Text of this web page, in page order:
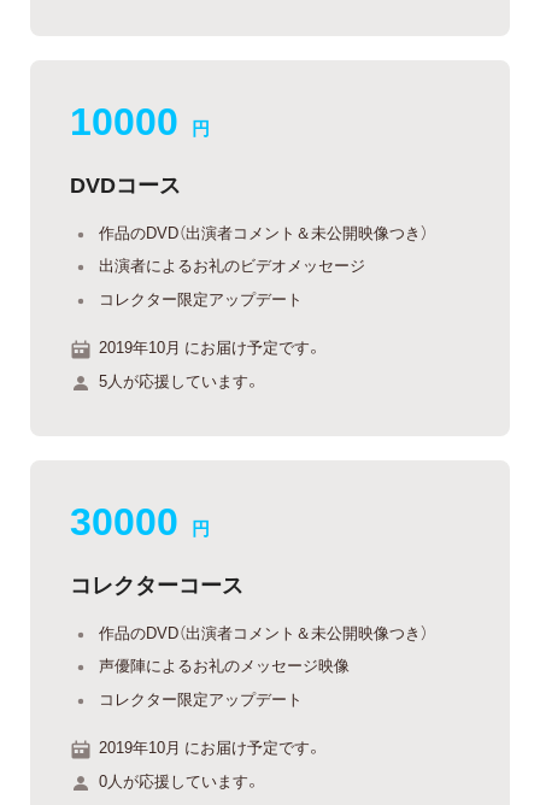
10000 円
DVDコース
作品のDVD（出演者コメント＆未公開映像つき）
出演者によるお礼のビデオメッセージ
コレクター限定アップデート
2019年10月 にお届け予定です。
5人が応援しています。
30000 円
コレクターコース
作品のDVD（出演者コメント＆未公開映像つき）
声優陣によるお礼のメッセージ映像
コレクター限定アップデート
2019年10月 にお届け予定です。
0人が応援しています。